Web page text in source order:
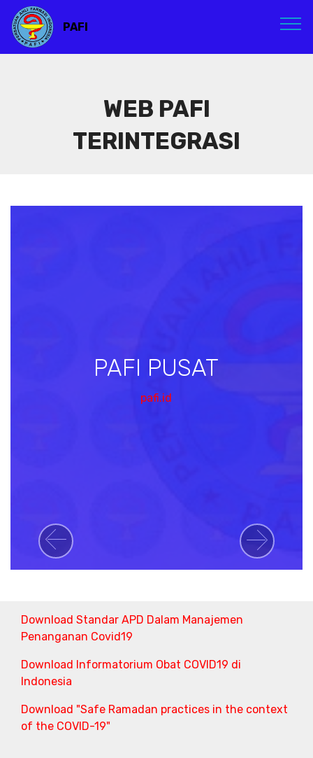
PAFI
WEB PAFI
TERINTEGRASI
PAFI PUSAT
pafi.id
Previous Next
Download Standar APD Dalam Manajemen
Penanganan Covid19
Download Informatorium Obat COVID19 di
Indonesia
Download "Safe Ramadan practices in the context
of the COVID-19"